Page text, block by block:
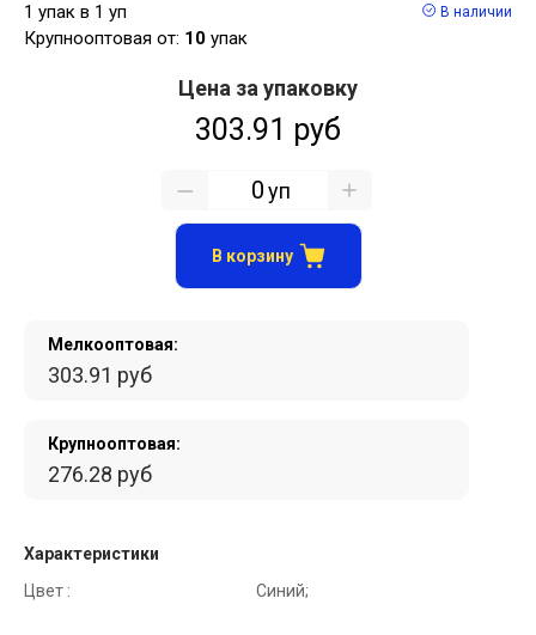
1 упак в 1 уп
Крупнооптовая от: 10 упак
В наличии
Мелкооптовая:
303.91 руб
Крупнооптовая:
276.28 руб
Характеристики
Цвет :
Синий;
Цена за упаковку
303.91 руб
уп
В корзину